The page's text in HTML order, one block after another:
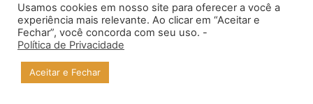
Usamos cookies em nosso site para oferecer a você a
experiência mais relevante. Ao clicar em “Aceitar e
Fechar”, você concorda com seu uso. -
Política de Privacidade
Aceitar e Fechar